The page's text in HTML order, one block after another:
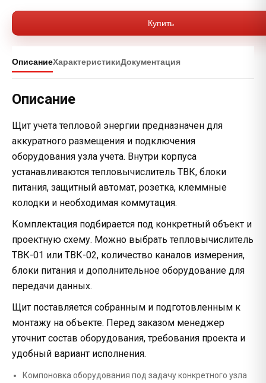
Купить
ОписаниеХарактеристикиДокументация
Описание
Щит учета тепловой энергии предназначен для
аккуратного размещения и подключения
оборудования узла учета. Внутри корпуса
устанавливаются тепловычислитель ТВК, блоки
питания, защитный автомат, розетка, клеммные
колодки и необходимая коммутация.
Комплектация подбирается под конкретный объект и
проектную схему. Можно выбрать тепловычислитель
ТВК-01 или ТВК-02, количество каналов измерения,
блоки питания и дополнительное оборудование для
передачи данных.
Щит поставляется собранным и подготовленным к
монтажу на объекте. Перед заказом менеджер
уточнит состав оборудования, требования проекта и
удобный вариант исполнения.
Компоновка оборудования под задачу конкретного узла
Отправить запрос
персональных данных